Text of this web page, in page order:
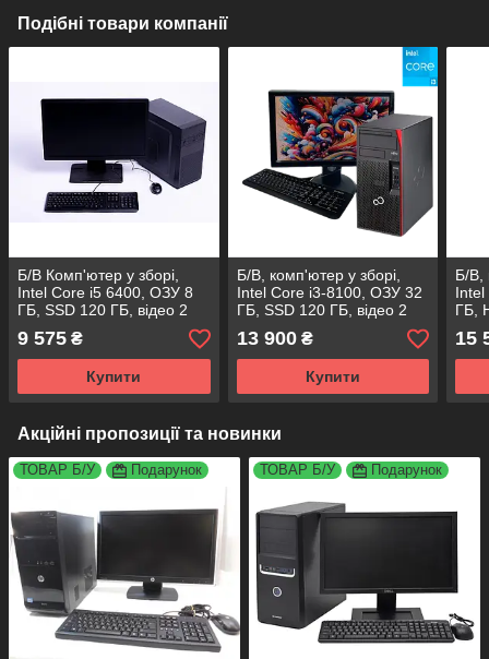
Подібні товари компанії
Б/В Комп'ютер у зборі,
Intel Core i5 6400, ОЗУ 8
ГБ, SSD 120 ГБ, відео 2
ГБ, монітор 24"
9 575 ₴
Купити
Б/В, комп'ютер у зборі,
Intel Core i3-8100, ОЗУ 32
ГБ, SSD 120 ГБ, відео 2
ГБ, монітор 24"
13 900₴
Купити
Б/В,
ГБ,
ГБ,
15
Акційні пропозиції та новинки
ТОВАР Б/У Подарунок ТОВАР Б/У Подарунок